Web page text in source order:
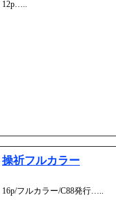
12p…..
操祈フルカラー
16p/フルカラー/C88発行…..